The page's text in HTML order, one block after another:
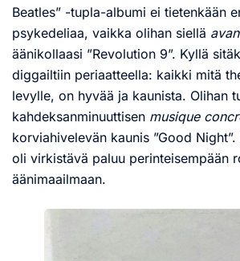
Beatles” -tupla-albumi ei tietenkään
psykedeliaa, vaikka olihan siellä
äänikollaasi ”Revolution 9”. Kyllä
diggailtiin periaatteella: kaikki mitä
levylle, on hyvää ja kaunista. Olihan
kahdeksanminuuttisen musique
korviahivelevän kaunis ”Good
oli virkistävä paluu perinteisempään
äänimaailmaan.